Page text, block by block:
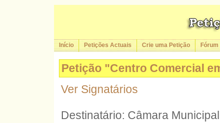
Início Petições Actuais Crie uma Petição Fórum
Petição "Centro Comercial
Ver Signatários
Destinatário: Câmara